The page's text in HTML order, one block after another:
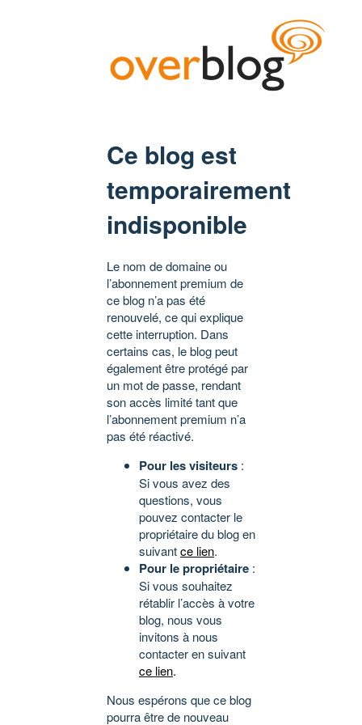
Ce blog est
temporairement
indisponible
Le nom de domaine ou
l’abonnement premium de
ce blog n’a pas été
renouvelé, ce qui explique
cette interruption. Dans
certains cas, le blog peut
également être protégé par
un mot de passe, rendant
son accès limité tant que
l’abonnement premium n’a
pas été réactivé.
Pour les visiteurs :
Si vous avez des
questions, vous
pouvez contacter le
propriétaire du blog en
suivantce lien.
Pour le propriétaire :
Si vous souhaitez
rétablir l’accès à votre
blog, nous vous
invitons à nous
contacter en suivant
ce lien.
Nous espérons que ce blog
pourra être de nouveau